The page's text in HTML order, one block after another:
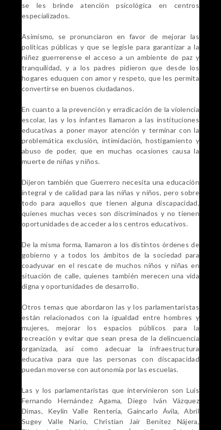
se les brinde atención psicológica en centros
especializados.
Asimismo, se pronunciaron en favor de mejorar las
políticas públicas y que se legisle para garantizar a la
niñez guerrerense el acceso a un ambiente de paz y
tranquilidad, y a los padres pidieron que desde los
hogares eduquen con amor y respeto, que les permita
convertirse en buenos ciudadanos.
En cuanto a la prevención y erradicación de la violencia
escolar, las y los infantes llamaron a las instituciones
educativas a poner mayor atención y terminar con la
problemática exclusión, intimidación, hostigamiento y
abuso de poder, que en muchas ocasiones causa la
muerte de niñas y niños.
Dijeron también que Guerrero necesita una educación
integral y de calidad para las niñas y niños, pero sobre
todo para aquellos que tienen alguna discapacidad,
quienes muchas veces son discriminados y no tienen
oportunidades de acceder a los centros educativos.
De la misma forma, llamaron a los distintos órdenes de
gobierno y a todos los ámbitos de la sociedad para
coadyuvar en el rescate de muchos niños y niñas en
situación de calle, quienes también merecen una vida
digna y oportunidades de desarrollo.
Otros temas que abordaron las y los parlamentaristas
están relacionados con la igualdad entre hombres y
mujeres, mejorar los espacios públicos para la
recreación y evitar que sean presa de la delincuencia
organizada, así como adecuar la infraestructura
educativa para que las personas con discapacidad
puedan moverse con autonomía por las escuelas.
Las y los parlamentaristas que intervinieron son Luis
Fernando Hernández Agama, Diego Iván Vázquez
Dimas, Keylin Valle Rentería, Gaincarlo Ávila, Abril
Sugey Valle Nario, Christian Jaír Benítez Nájera,